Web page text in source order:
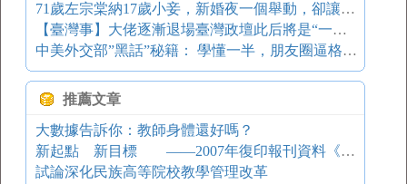
71歲左宗棠納17歲小妾，新婚夜一個舉動，卻讓小妾感激終生
【臺灣事】大佬逐漸退場臺灣政壇此后將是“一女三男”的江湖
中美外交部”黑話”秘籍： 學懂一半，朋友圈逼格滿滿的(附彩蛋)
推薦文章
大數據告訴你：教師身體還好嗎？
新起點 新目標 ——2007年復印報刊資料《世界史》述評
試論深化民族高等院校教學管理改革